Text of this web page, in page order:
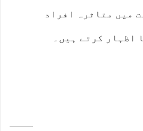
میں متاثرہ افراد
اظہار کرتے ہیں۔